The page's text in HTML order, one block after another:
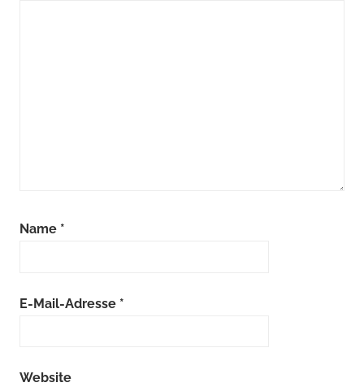
Name *
E-Mail-Adresse *
Website